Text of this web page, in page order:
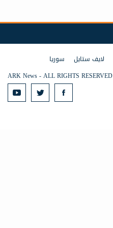
لايف ستايل
سوريا